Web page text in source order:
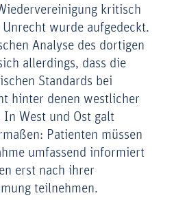
kritisch
wurde aufgedeckt.
Analyse des dortigen
allerdings, dass die
Standards bei
hinter denen westlicher
In West und Ost galt
Patienten müssen
umfassend informiert
erst nach ihrer
teilnehmen.